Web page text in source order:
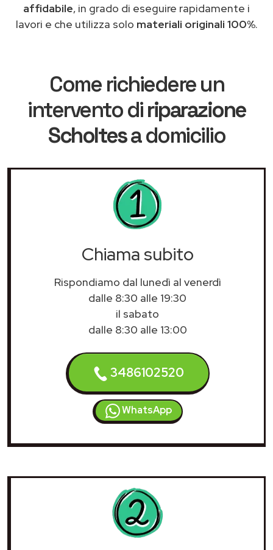
affidabile, in grado di eseguire rapidamente i
lavori e che utilizza solo materiali originali 100%.
Come richiedere un
intervento diriparazione
Scholtesa domicilio
Chiama subito
Rispondiamo dal lunedì al venerdì
dalle 8:30 alle 19:30
il sabato
dalle 8:30 alle 13:00
3486102520
WhatsApp